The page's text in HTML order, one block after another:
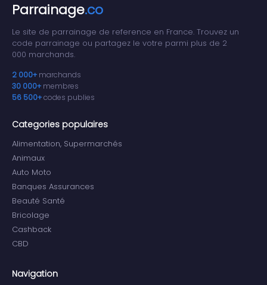
Parrainage.co
Le site de parrainage de reference en France. Trouvez un
code parrainage ou partagez le votre parmi plus de 2
000 marchands.
2 000+ marchands
30 000+ membres
56 500+codes publies
Categories populaires
Alimentation, Supermarchés
Animaux
Auto Moto
Banques Assurances
Beauté Santé
Bricolage
Cashback
CBD
Navigation